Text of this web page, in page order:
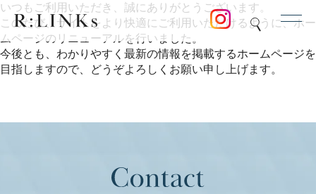
人材育成研修
いつもご利用いただき、誠にありがとうございます。
このたび、サイトをより快適にご利用いただけるように、ホー
ムページのリニューアルを行いました。
今後とも、わかりやすく最新の情報を掲載するホームページを
目指しますので、どうぞよろしくお願い申し上げます。